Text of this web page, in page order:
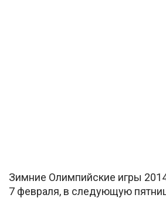
Зимние Олимпийские игры
7 февраля, в следующую